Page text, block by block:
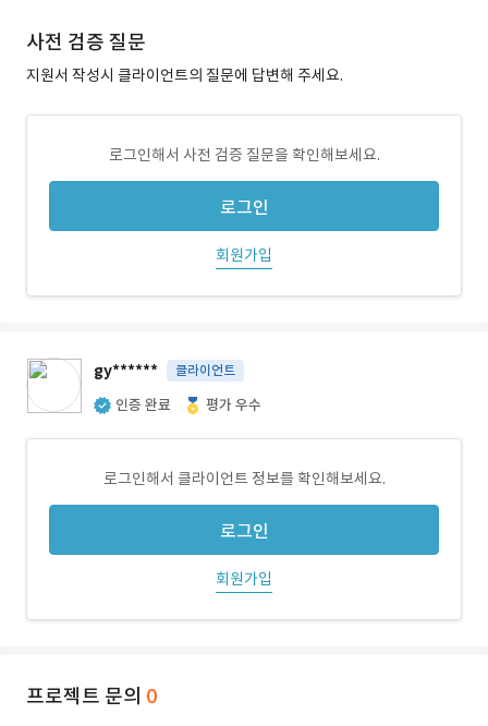
사전 검증 질문
지원서 작성시 클라이언트의 질문에 답변해 주세요.
로그인해서 사전 검증 질문을 확인해보세요.
로그인
회원가입
gy****** 클라이언트
인증 완료 평가 우수
로그인해서 클라이언트 정보를 확인해보세요.
로그인
회원가입
프로젝트 문의 0